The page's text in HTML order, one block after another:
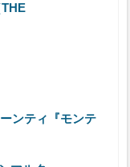
ンティ『モンテ